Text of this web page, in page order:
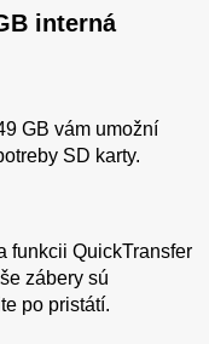
interná
GB vám umožní
SD karty.
funkcii QuickTransfer
zábery sú
po pristátí.